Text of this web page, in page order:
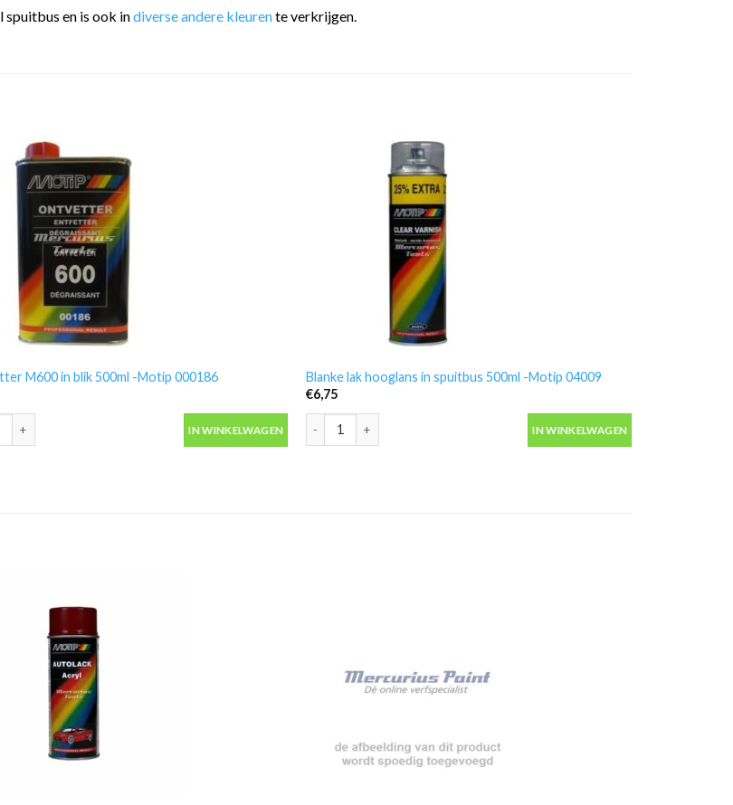
en is ook indiverse andere kleurente verkrijgen.
M600 in blik 500ml -Motip 000186
M600 in blik 500ml -Motip 000186 aantal
IN WINKELWAGEN
Blanke lak hooglans in spuitbus 500ml -Motip 04009
€6,75
Blanke lak hooglans in spuitbus 500ml -Motip 04009 aantal
IN WINKELWAGEN